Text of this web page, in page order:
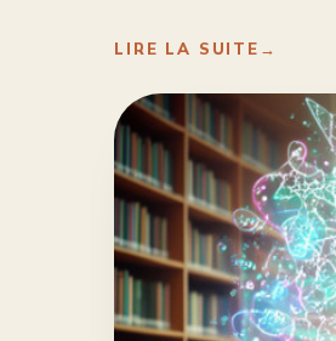
LIRE LA SUITE →